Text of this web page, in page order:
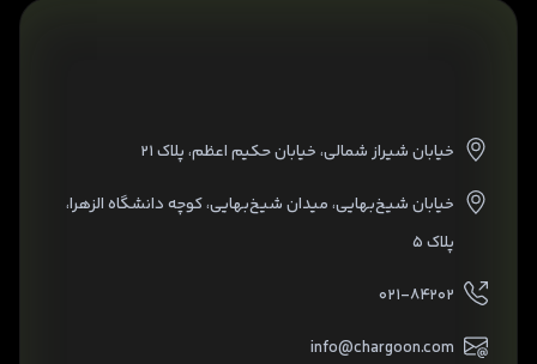
خیابان شیراز شمالی، خیابان حکیم اعظم، پلاک ۲۱
خیابان شیخ‌بهایی، میدان شیخ‌بهایی، کوچه دانشگاه الزهرا،
پلاک ۵
۰۲۱-۸۴۲۰۲
info@chargoon.com